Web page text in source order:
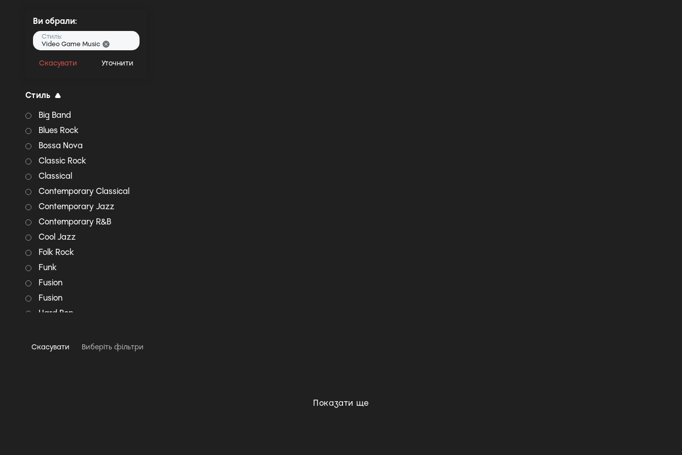
Ви обрали:
Стиль:
Video Game Music
Скасувати Уточнити
Стиль
Big Band
Blues Rock
Bossa Nova
Classic Rock
Classical
Contemporary Classical
Contemporary Jazz
Contemporary R&B
Cool Jazz
Folk Rock
Funk
Fusion
Fusion
Hard Bop
Jazz-Rock
Скасувати Виберіть фільтри
Показати ще